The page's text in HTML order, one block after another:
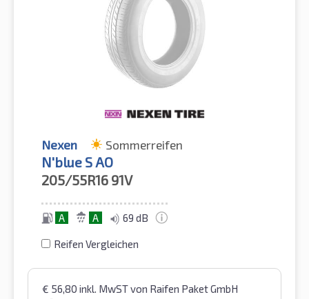
Nexen Sommerreifen
N'blue S AO
205/55R16 91V
A A 69 dB
Reifen Vergleichen
€ 56,80 inkl. MwSTvon Raifen Paket GmbH